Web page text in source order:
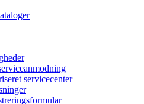
servicecenter